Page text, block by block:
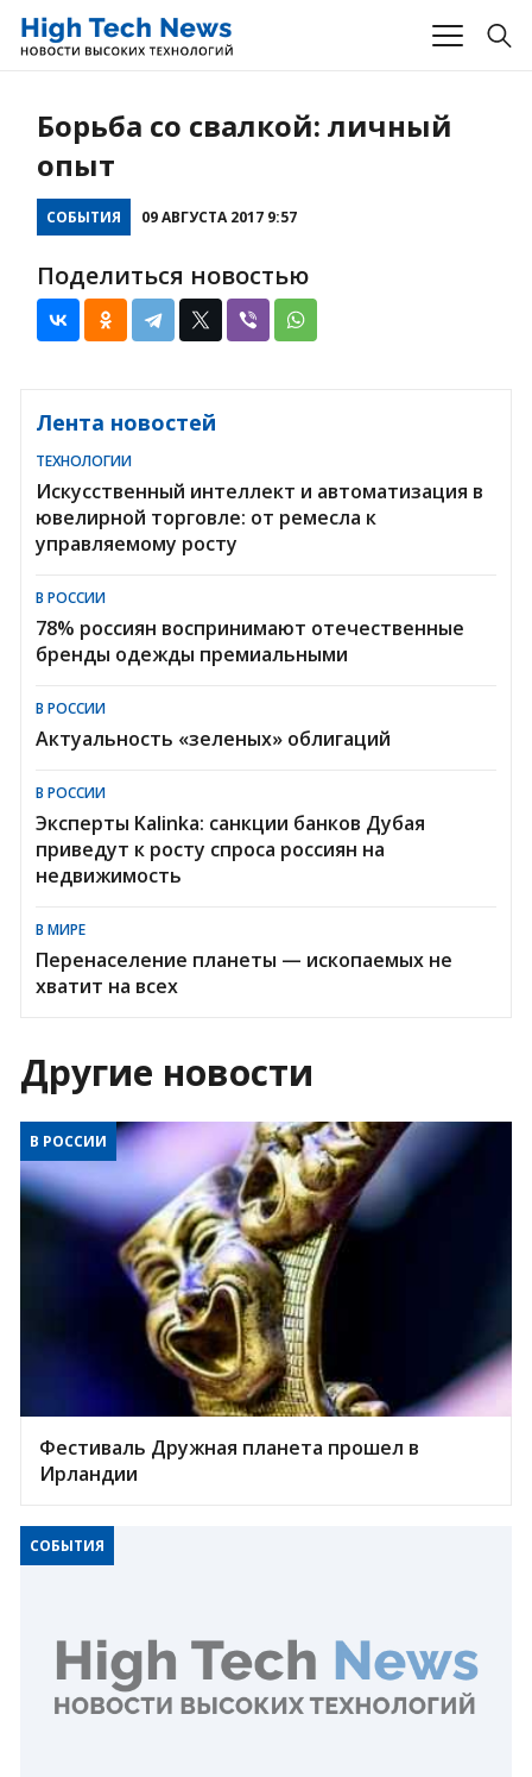
Борьба со свалкой: личный
опыт
СОБЫТИЯ 09 АВГУСТА 2017 9:57
Поделиться новостью
Лента новостей
ТЕХНОЛОГИИ
Искусственный интеллект и автоматизация в
ювелирной торговле: от ремесла к
управляемому росту
В РОССИИ
78% россиян воспринимают отечественные
бренды одежды премиальными
В РОССИИ
Актуальность «зеленых» облигаций
В РОССИИ
Эксперты Kalinka: санкции банков Дубая
приведут к росту спроса россиян на
недвижимость
В МИРЕ
Перенаселение планеты — ископаемых не
хватит на всех
Другие новости
В РОССИИ
Фестиваль Дружная планета прошел в
Ирландии
СОБЫТИЯ